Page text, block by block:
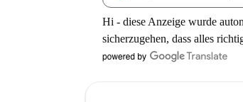
Hi - diese Anzeige wurde
sicherzugehen, dass alles